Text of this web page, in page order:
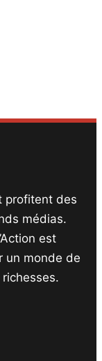
profitent des
médias.
est
un monde de